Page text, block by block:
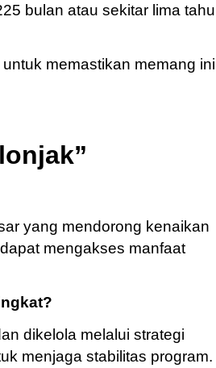
bulan atau sekitar lima
memastikan memang ini
yang mendorong kenaikan
mengakses manfaat
dikelola melalui strategi
menjaga stabilitas program.